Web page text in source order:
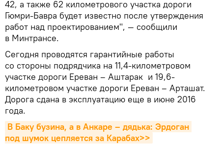
42, а также 62 километрового участка дороги
Гюмри-Бавра будет известно после утверждения
работ над проектированием", — сообщили
в Минтрансе.
Сегодня проводятся гарантийные работы
со стороны подрядчика на 11,4-километровом
участке дороги Ереван – Аштарак и 19,6-
километровом участке дороги Ереван – Арташат.
Дорога сдана в эксплуатацию еще в июне 2016
года.
В Баку бузина, а в Анкаре – дядька: Эрдоган
под шумок цепляется за Карабах>>